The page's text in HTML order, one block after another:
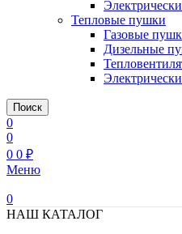
Тепловые пушки
Газовые
Дизельные
Поиск
0
0
0 0 ₽
Меню
0
НАШ КАТАЛОГ